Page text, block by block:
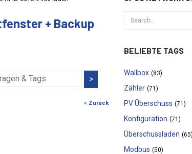
+ Backup
>
« Zurück
BELIEBTE TAGS
Wallbox (83)
Zähler (71)
PV Überschuss (71)
Konfiguration (71)
Überschussladen (65)
Modbus (50)